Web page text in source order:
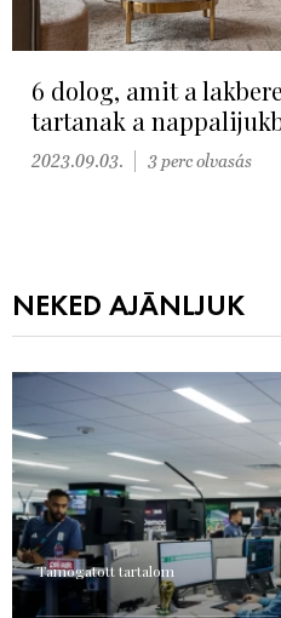
6 dolog, amit a
tartanak a
2023.09.03. 3 perc olvasás
NEKED AJÁNLJUK
Támogatott tartalom